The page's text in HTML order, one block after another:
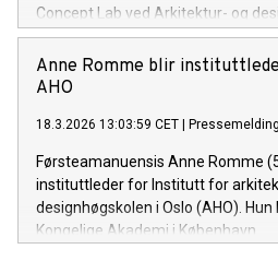
Concept Lab ved Arkitektur- og
(AHO) onsdag 15. april 2026.
Anne Romme blir
AHO
18.3.2026 13:03:59 CET Pressemelding
Førsteamanuensis Anne Romme
instituttleder for Institutt for
designhøgskolen i Oslo (AHO).
Kongelige Akademi i København.